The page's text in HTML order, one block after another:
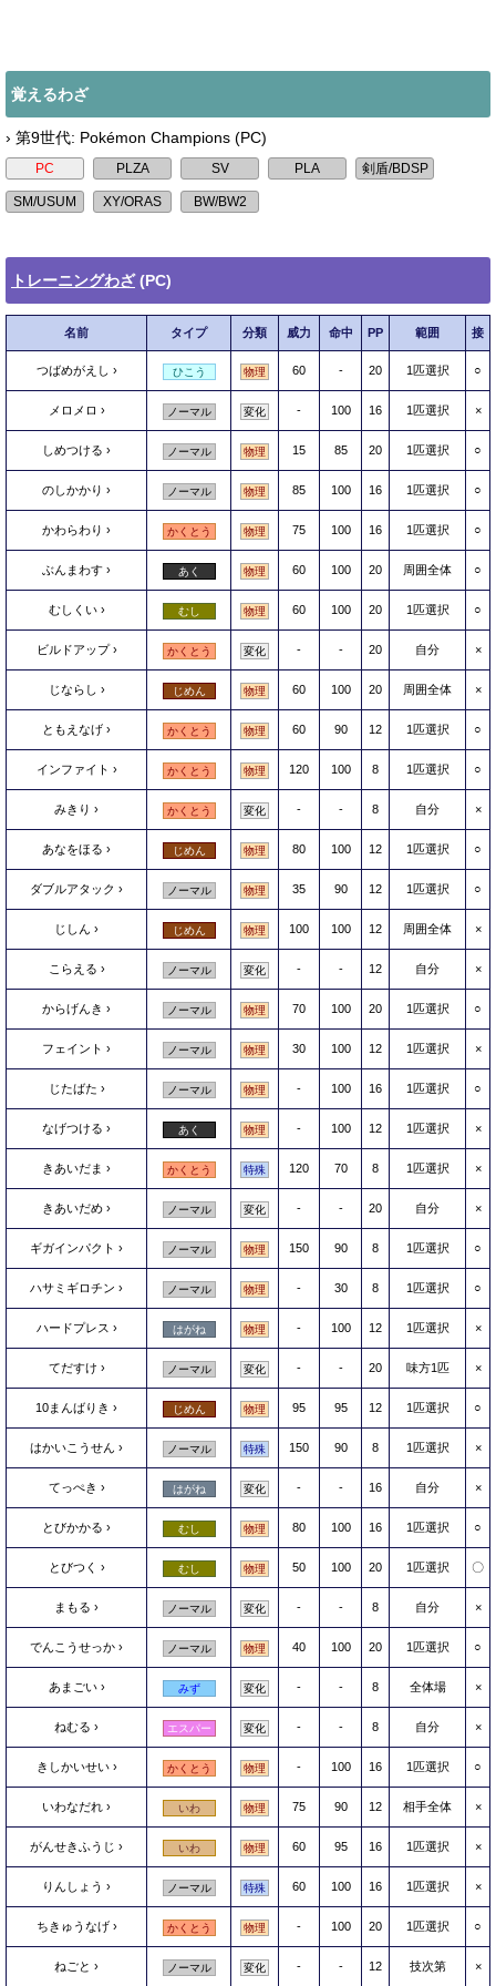
覚えるわざ
› 第9世代: Pokémon Champions (PC)
トレーニングわざ(PC)
名前 タイプ 分類 威力 命中 PP 範囲 接
つばめがえし ひこう 物理 60 - 20 1匹選択 ○
メロメロ ノーマル 変化 - 100 16 1匹選択 ×
しめつける ノーマル 物理 15 85 20 1匹選択 ○
のしかかり ノーマル 物理 85 100 16 1匹選択 ○
かわらわり かくとう 物理 75 100 16 1匹選択 ○
ぶんまわす あく 物理 60 100 20 周囲全体 ○
むしくい むし 物理 60 100 20 1匹選択 ○
ビルドアップ かくとう 変化 - - 20 自分 ×
じならし じめん 物理 60 100 20 周囲全体 ×
ともえなげ かくとう 物理 60 90 12 1匹選択 ○
インファイト かくとう 物理 120 100 8 1匹選択 ○
みきり かくとう 変化 - - 8 自分 ×
あなをほる じめん 物理 80 100 12 1匹選択 ○
ダブルアタック ノーマル 物理 35 90 12 1匹選択 ○
じしん じめん 物理 100 100 12 周囲全体 ×
こらえる ノーマル 変化 - - 12 自分 ×
からげんき ノーマル 物理 70 100 20 1匹選択 ○
フェイント ノーマル 物理 30 100 12 1匹選択 ×
じたばた ノーマル 物理 - 100 16 1匹選択 ○
なげつける あく 物理 - 100 12 1匹選択 ×
きあいだま かくとう 特殊 120 70 8 1匹選択 ×
きあいだめ ノーマル 変化 - - 20 自分 ×
ギガインパクト ノーマル 物理 150 90 8 1匹選択 ○
ハサミギロチン ノーマル 物理 - 30 8 1匹選択 ○
ハードプレス はがね 物理 - 100 12 1匹選択 ×
てだすけ ノーマル 変化 - - 20 味方1匹 ×
10まんばりき じめん 物理 95 95 12 1匹選択 ○
はかいこうせん ノーマル 特殊 150 90 8 1匹選択 ×
てっぺき はがね 変化 - - 16 自分 ×
とびかかる むし 物理 80 100 16 1匹選択 ○
とびつく むし 物理 50 100 20 1匹選択 〇
まもる ノーマル 変化 - - 8 自分 ×
でんこうせっか ノーマル 物理 40 100 20 1匹選択 ○
あまごい みず 変化 - - 8 全体場 ×
ねむる エスパー 変化 - - 8 自分 ×
きしかいせい かくとう 物理 - 100 16 1匹選択 ○
いわなだれ いわ 物理 75 90 12 相手全体 ×
がんせきふうじ いわ 物理 60 95 16 1匹選択 ×
りんしょう ノーマル 特殊 60 100 16 1匹選択 ×
ちきゅうなげ かくとう 物理 - 100 20 1匹選択 ○
ねごと ノーマル 変化 - - 12 技次第 ×